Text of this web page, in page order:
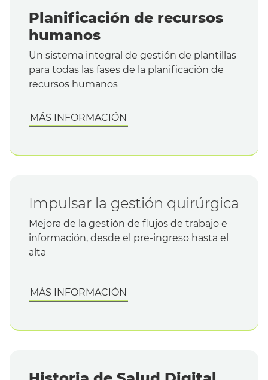
Planificación de recursos
humanos
Un sistema integral de gestión de plantillas
para todas las fases de la planificación de
recursos humanos
MÁS INFORMACIÓN
Impulsar la gestión quirúrgica
Mejora de la gestión de flujos de trabajo e
información, desde el pre-ingreso hasta el
alta
MÁS INFORMACIÓN